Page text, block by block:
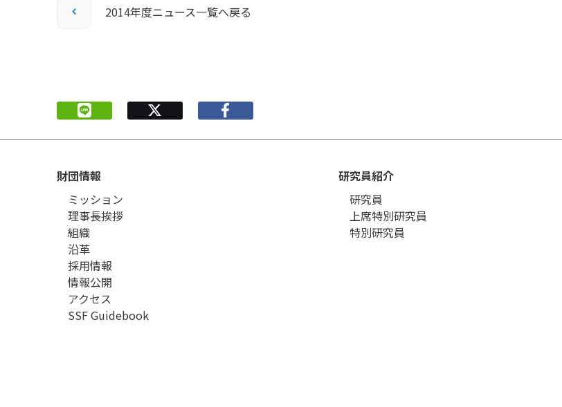
2014年度ニュース一覧へ戻る
財団情報
ミッション
理事長挨拶
組織
沿革
採用情報
情報公開
アクセス
SSF Guidebook
研究員紹介
研究員
上席特別研究員
特別研究員